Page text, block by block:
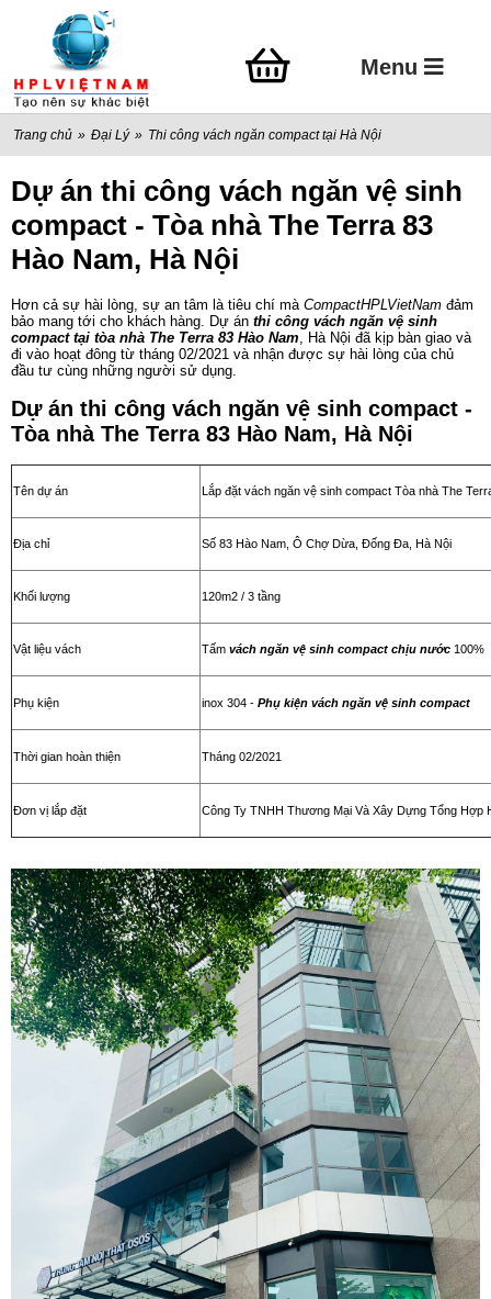
Menu
Trang chủ » Đại Lý » Thi công vách ngăn compact tại Hà Nội
Dự án thi công vách ngăn vệ sinh
compact - Tòa nhà The Terra 83
Hào Nam, Hà Nội
Hơn cả sự hài lòng, sự an tâm là tiêu chí mà CompactHPLVietNam đảm
bảo mang tới cho khách hàng. Dự án thi công vách ngăn vệ sinh
compact tại tòa nhà The Terra 83 Hào Nam , Hà Nội đã kịp bàn giao và
đi vào hoạt đông từ tháng 02/2021 và nhận được sự hài lòng của chủ
đầu tư cùng những người sử dụng.
Dự án thi công vách ngăn vệ sinh compact -
Tòa nhà The Terra 83 Hào Nam, Hà Nội
Tên dự án Lắp đặt vách ngăn vệ sinh compact Tòa nhà The
Địa chỉ Số 83 Hào Nam, Ô Chợ Dừa, Đống Đa, Hà Nội
Khối lượng 120m2 / 3 tầng
Vật liệu vách Tấm vách ngăn vệ sinh compact chịu nước 100%
Phụ kiện inox 304 - Phụ kiện vách ngăn vệ sinh compact
Thời gian hoàn thiện Tháng 02/2021
Đơn vị lắp đặt Công Ty TNHH Thương Mại Và Xây Dựng Tổng Hợp